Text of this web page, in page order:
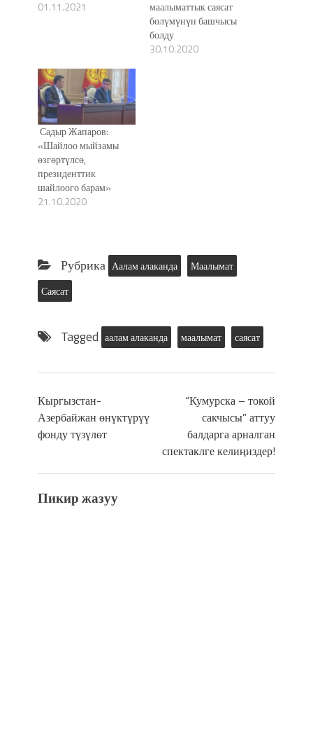
01.11.2021
маалыматтык саясат
бөлүмүнүн башчысы
болду
30.10.2020
Садыр Жапаров:
«Шайлоо мыйзамы
өзгөртүлсө,
президенттик
шайлоого барам»
21.10.2020
Рубрика Аалам алаканда
Маалымат
Саясат
Tagged аалам алаканда маалымат саясат
Кыргызстан-
Азербайжан өнүктүрүү
фонду түзүлөт
“Кумурска – токой
сакчысы” аттуу
балдарга арналган
спектаклге келиңиздер!
Пикир жазуу